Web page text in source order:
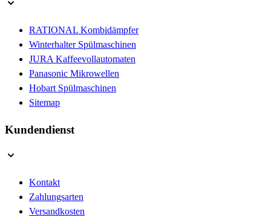
RATIONAL Kombidämpfer
Winterhalter Spülmaschinen
JURA Kaffeevollautomaten
Panasonic Mikrowellen
Hobart Spülmaschinen
Sitemap
Kundendienst
Kontakt
Zahlungsarten
Versandkosten